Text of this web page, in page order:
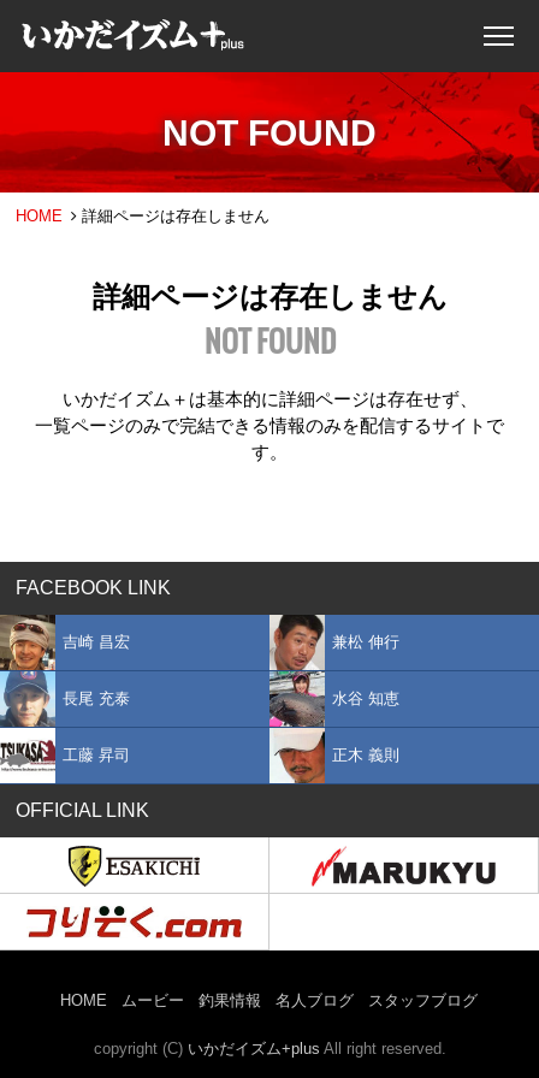
NOT FOUND
HOME 詳細ページは存在しません
詳細ページは存在しません
NOT FOUND
いかだイズム＋は基本的に詳細ページは存在せず、
一覧ページのみで完結できる情報のみを配信するサイトで
す。
FACEBOOK LINK
吉崎 昌宏 兼松 伸行
長尾 充泰 水谷 知恵
工藤 昇司 正木 義則
OFFICIAL LINK
HOME ムービー 釣果情報 名人ブログ スタッフブログ
copyright (C) いかだイズム+plus All right reserved.